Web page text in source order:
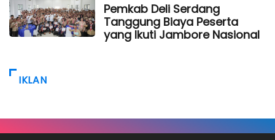
Pemkab Deli Serdang
Tanggung Biaya Peserta
yang Ikuti Jambore Nasional
IKLAN